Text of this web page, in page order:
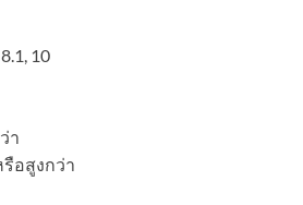
10
า
อสูงกว่า